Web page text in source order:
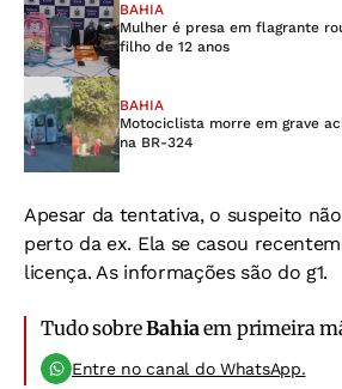
BAHIA
Mulher é presa em flagrante
filho de 12 anos
BAHIA
Motociclista morre em grave
na BR-324
Apesar da tentativa, o suspeito
perto da ex. Ela se casou
licença. As informações são do g1.
Tudo sobreBahiaem primeira
Entre no canal do WhatsApp.